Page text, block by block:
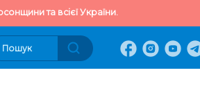
та всієї України.